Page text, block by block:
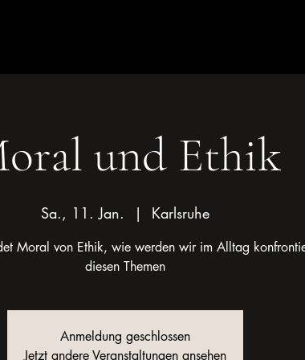
und Ethik
Sa., 11. Jan.
  |
Karlsruhe
Moral von Ethik, wie werden wir im Alltag
diesen Themen
Anmeldung geschlossen
Jetzt andere Veranstaltungen ansehen